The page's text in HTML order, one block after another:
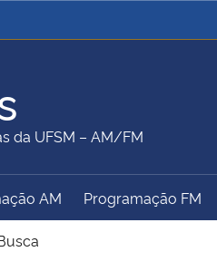
da Justiça e
Ministério da
da Educação
do Turismo
Ministério do
da UFSM – AM/FM
AM Programação FM